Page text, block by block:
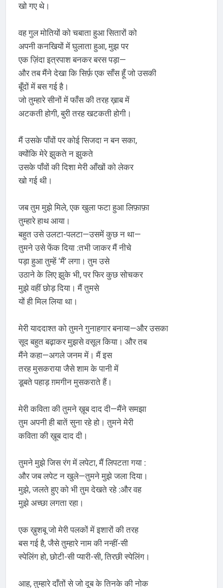
खो गए थे।
वह गुल मोतियों को चबाता हुआ सितारों को
अपनी कनखियों में घुलाता हुआ, मुझ पर
एक ज़िंदा इत्रपाश बनकर बरस पड़ा—
और तब मैंने देखा कि सिर्फ़ एक साँस हूँ जो उसकी
बूँदों में बस गई है।
जो तुम्हारे सीनों में फाँस की तरह ख़ाब में
अटकती होगी, बुरी तरह खटकती होगी।
मैं उसके पाँवों पर कोई सिजदा न बन सका,
क्योंकि मेरे झुकते न झुकते
उसके पाँवों की दिशा मेरी आँखों को लेकर
खो गई थी।
जब तुम मुझे मिले, एक खुला फटा हुआ लिफ़ाफ़ा
तुम्हारे हाथ आया।
बहुत उसे उलटा-पलटा—उसमें कुछ न था—
तुमने उसे फेंक दिया ׃ तभी जाकर मैं नीचे
पड़ा हुआ तुम्हें ‘मैं’ लगा। तुम उसे
उठाने के लिए झुके भी, पर फिर कुछ सोचकर
मुझे वहीं छोड़ दिया। मैं तुमसे
यों ही मिल लिया था।
मेरी याददाश्त को तुमने गुनाहगार बनाया—और उसका
सूद बहुत बढ़ाकर मुझसे वसूल किया। और तब
मैंने कहा—अगले जनम में। मैं इस
तरह मुसकराया जैसे शाम के पानी में
डूबते पहाड़ ग़मगीन मुसकराते हैं।
मेरी कविता की तुमने ख़ूब दाद दी—मैंने समझा
तुम अपनी ही बातें सुना रहे हो। तुमने मेरी
कविता की ख़ूब दाद दी।
और जब लपेट न खुले—तुमने मुझे जला दिया।
मुझे, जलते हुए को भी तुम देखते रहे ׃ और वह
मुझे अच्छा लगता रहा।
एक ख़ुशबू जो मेरी पलकों में इशारों की तरह
बस गई है, जैसे तुम्हारे नाम की नन्हीं-सी
स्पेलिंग हो, छोटी-सी प्यारी-सी, तिरछी स्पेलिंग।
आह, तुम्हारे दाँतों से जो दूब के तिनके की नोक